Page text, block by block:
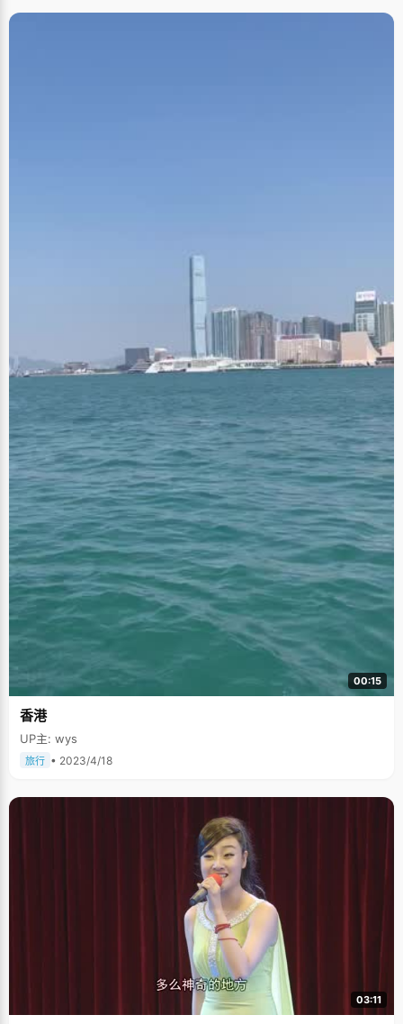
00:15
香港
UP主: wys
旅行 • 2023/4/18
03:11